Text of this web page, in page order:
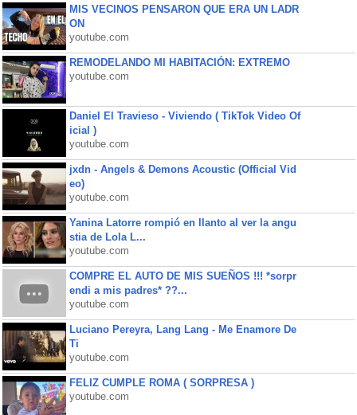
MIS VECINOS PENSARON QUE ERA UN LADR
ON
youtube.com
REMODELANDO MI HABITACIÓN: EXTREMO
youtube.com
Daniel El Travieso - Viviendo ( TikTok Video Of
icial )
youtube.com
jxdn - Angels & Demons Acoustic (Official Vid
eo)
youtube.com
Yanina Latorre rompió en llanto al ver la angu
stia de Lola L...
youtube.com
COMPRE EL AUTO DE MIS SUEÑOS !!! *sorpr
endi a mis padres* ??...
youtube.com
Luciano Pereyra, Lang Lang - Me Enamore De
Ti
youtube.com
FELIZ CUMPLE ROMA ( SORPRESA )
youtube.com